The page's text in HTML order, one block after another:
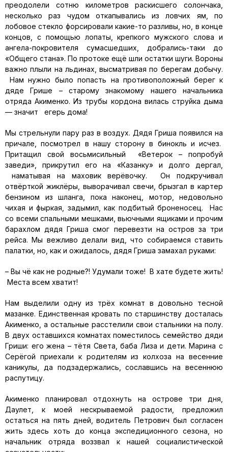
преодолели сотню километров раскисшего солончака,
несколько раз чудом откапывались из ловчих ям, по
лобовое стекло форсировали какие-то разливы, но, в конце
концов, с помощью лопаты, крепкого мужского слова и
ангела-покровителя сумасшедших, добрались-таки до
«Общего стана». По протоке ещё шли остатки шуги. Вороны
важно плыли на льдинах, высматривая по берегам добычу.
Нам нужно было попасть на противоположный берег к
дяде Грише – старому знакомому нашего начальника
отряда Акименко. Из трубы кордона вилась струйка дыма
— значит егерь дома!
Мы стрельнули пару раз в воздух. Дядя Гриша появился на
причале, посмотрел в нашу сторону в бинокль и исчез.
Притащил свой восьмисильный «Ветерок – попробуй
заведи», прикрутил его на «Казанку» и долго дергал,
наматывая на маховик верёвочку. Он подкручивал
отвёрткой жиклёры, выворачивал свечи, брызгал в картер
бензином из шланга, пока наконец, мотор, недовольно
чихая и фыркая, задымил, как подбитый броненосец. Нас
со всеми спальными мешками, вьючными ящиками и прочим
барахлом дядя Гриша смог перевезти на остров за три
рейса. Мы вежливо делали вид, что собираемся ставить
палатки, но, как и ожидалось, дядя Гриша замахал руками:
– Вы чё как не родные?! Удумали тоже! В хате будете жить!
Места всем хватит!
Нам выделили одну из трёх комнат в довольно тесной
мазанке. Единственная кровать по старшинству досталась
Акименко, а остальные расстелили свои стальники на полу.
В двух оставшихся комнатах поместилось семейство дяди
Гриши: его жена – тётя Света, баба Лиза и дети. Марина с
Серёгой приехали к родителям из колхоза на весенние
каникулы, да подзадержались, сославшись на весеннюю
распутицу.
Акименко планировал отдохнуть на острове три дня,
Даулет, к моей нескрываемой радости, предложил
остаться на пять дней, водитель Петрович был согласен
жить здесь хоть до конца экспедиционного сезона, но
начальник отряда воззвал к нашей социалистической